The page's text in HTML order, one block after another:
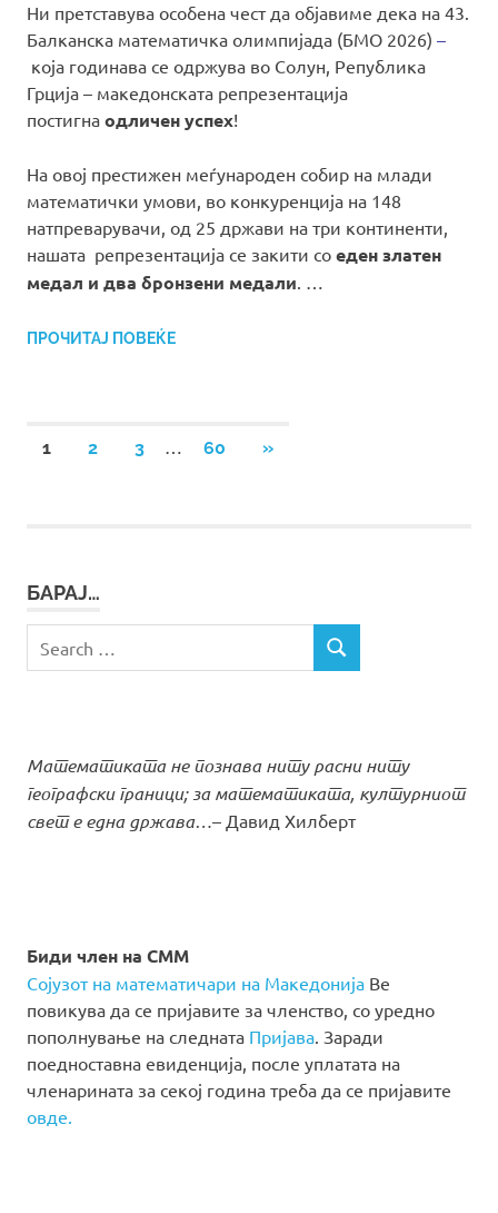
Ни претставува особена чест да објавиме дека на 43.
Балканска математичка олимпијада (БМО 2026) –
која годинава се одржува во Солун, Република
Грција – македонската репрезентација
постигна одличен успех!
На овој престижен меѓународен собир на млади
математички умови, во конкуренција на 148
натпреварувачи, од 25 држави на три континенти,
нашата репрезентација се закити со еден златен
медал и два бронзени медали. …
ПРОЧИТАЈ ПОВЕЌЕ
Posts
1 2 3 … 60
NEXT
»
БАРАЈ…
for:
SEARCH
Математиката не познава ниту расни ниту
географски граници; за математиката, културниот
свет е една држава…– Давид Хилберт
Биди член на СММ
Сојузот на математичари на Македонија Ве
повикува да се пријавите за членство, со уредно
пополнување на следната Пријава. Заради
поедноставна евиденција, после уплатата на
членарината за секој година треба да се пријавите
овде.